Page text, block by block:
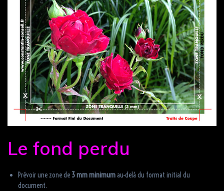
Le fond perdu
Prévoir une zone de 3 mm minimumau-delà du format initial du
document.